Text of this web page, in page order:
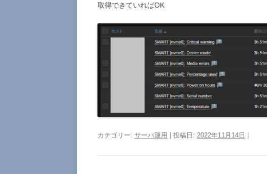
取得できていればOK
カテゴリー: サーバ運用 | 投稿日: 2022年11月14日